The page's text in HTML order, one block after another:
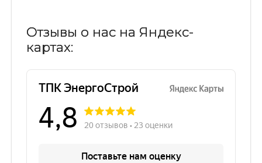
Отзывы о нас на Яндекс-
картах: